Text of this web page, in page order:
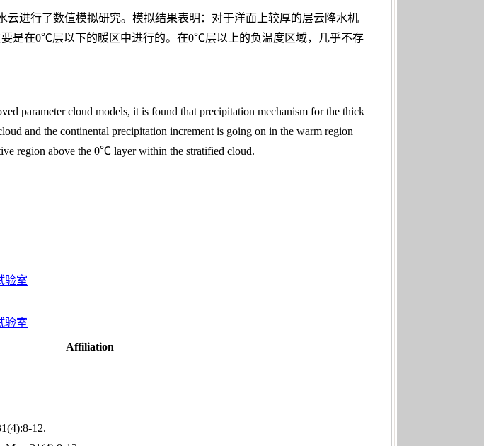
进行了数值模拟研究。模拟结果表明：对于洋面上较厚的层云降水机
是在0℃层以下的暖区中进行的。在0℃层以上的负温度区域，几乎不存
parameter cloud models, it is found that precipitation mechanism for the thick
and the continental precipitation increment is going on in the warm region
region above the 0℃ layer within the stratified cloud.
验室
验室
Affiliation
12.